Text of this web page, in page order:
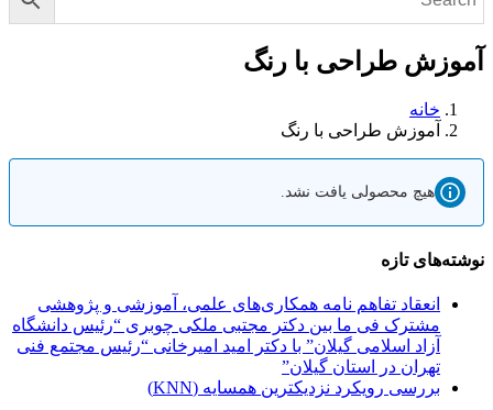
آموزش طراحی با رنگ
خانه
آموزش طراحی با رنگ
هیچ محصولی یافت نشد.
نوشته‌های تازه
انعقاد تفاهم نامه همکاری‌های علمی، آموزشی و پژوهشی
مشترک فی ما بین دکتر مجتبی ملکی چوبری “رئیس دانشگاه
آزاد اسلامی گیلان” با دکتر امید امیرخانی “رئیس مجتمع فنی
تهران در استان گیلان”
بررسی رویکرد نزدیکترین همسایه (KNN)